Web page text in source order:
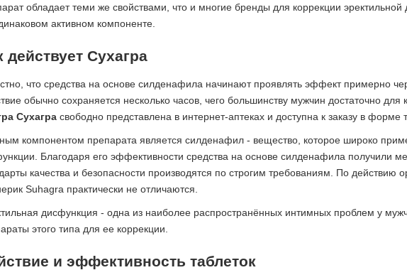
обладает теми же свойствами, что и многие бренды для коррекции эректильной
активном компоненте.
действует Сухагра
что средства на основе силденафила начинают проявлять эффект примерно
обычно сохраняется несколько часов, чего большинству мужчин достаточно для
Сухагра свободно представлена в интернет-аптеках и доступна к заказу в форме
компонентом препарата является силденафил - вещество, которое широко
Благодаря его эффективности средства на основе силденафила получили
качества и безопасности производятся по строгим требованиям. По действию
Suhagra практически не отличаются.
дисфункция - одна из наиболее распространённых интимных проблем у
этого типа для ее коррекции.
и эффективность таблеток